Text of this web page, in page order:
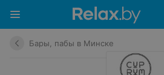
Бары, пабы в Минске